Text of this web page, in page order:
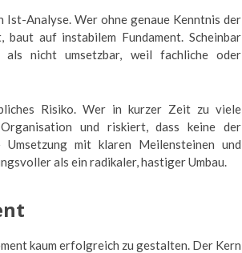
Analyse. Wer ohne genaue Kenntnis der
baut auf instabilem Fundament. Scheinbar
nicht umsetzbar, weil fachliche oder
Risiko. Wer in kurzer Zeit zu viele
und riskiert, dass keine der
mit klaren Meilensteinen und
als ein radikaler, hastiger Umbau.
kaum erfolgreich zu gestalten. Der Kern